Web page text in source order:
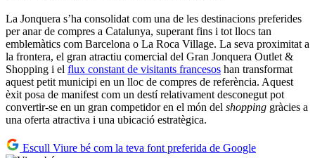
La Jonquera s’ha consolidat com una de les destinacions preferides
per anar de compres a Catalunya, superant fins i tot llocs tan
emblemàtics com Barcelona o La Roca Village. La seva proximitat a
la frontera, el gran atractiu comercial del Gran Jonquera Outlet &
Shopping i el flux constant de visitants francesos han transformat
aquest petit municipi en un lloc de compres de referència. Aquest
èxit posa de manifest com un destí relativament desconegut pot
convertir-se en un gran competidor en el món del shopping gràcies a
una oferta atractiva i una ubicació estratègica.
Escull Viure bé com la teva font preferida de Google